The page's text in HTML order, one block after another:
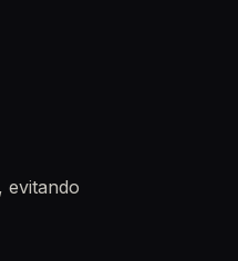
evitando